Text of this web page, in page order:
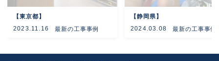
よくあるご質問
【東京都】
2023.11.16 最新の工事事例
【静岡県】
2024.03.08 最新の工事事例